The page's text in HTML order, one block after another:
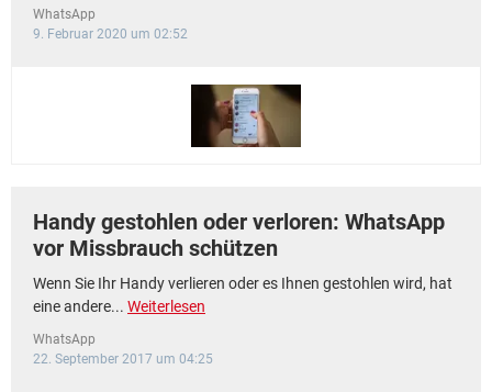
WhatsApp
9. Februar 2020 um 02:52
Handy gestohlen oder verloren: WhatsApp
vor Missbrauch schützen
Wenn Sie Ihr Handy verlieren oder es Ihnen gestohlen wird, hat
eine andere... Weiterlesen
WhatsApp
22. September 2017 um 04:25